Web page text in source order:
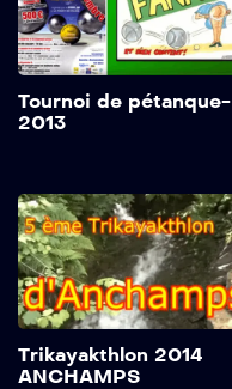
Tournoi de pétanque-
2013
Trikayakthlon 2014
ANCHAMPS